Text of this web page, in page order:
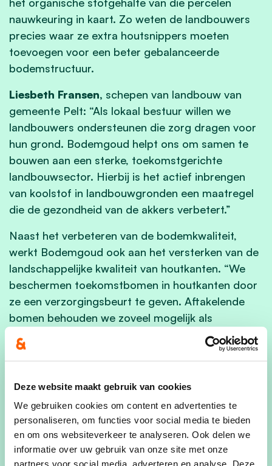
Deze website maakt gebruik van cookies
We gebruiken cookies om content en advertenties te
personaliseren, om functies voor social media te bieden
en om ons websiteverkeer te analyseren. Ook delen we
informatie over uw gebruik van onze site met onze
partners voor social media, adverteren en analyse. Deze
nauwkeuring in kaart. Zo weten de landbouwers
precies waar ze extra houtsnippers moeten
toevoegen voor een beter gebalanceerde
bodemstructuur.
Liesbeth Fransen, schepen van landbouw van
gemeente Pelt: “Als lokaal bestuur willen we
landbouwers ondersteunen die zorg dragen voor
hun grond. Bodemgoud helpt ons om samen te
bouwen aan een sterke, toekomstgerichte
landbouwsector. Hierbij is het actief inbrengen
van koolstof in landbouwgronden een maatregel
die de gezondheid van de akkers verbetert.”
Naast het verbeteren van de bodemkwaliteit,
werkt Bodemgoud ook aan het versterken van de
landschappelijke kwaliteit van houtkanten. “We
beschermen toekomstbomen in houtkanten door
ze een verzorgingsbeurt te geven. Aftakelende
bomen behouden we zoveel mogelijk als
habitatbomen, want ze zijn ecologisch bijzonder
waardevol voor mossen, schimmels, spechten en
landschap en natuur bij RLLK.
Inge Moors, gedeputeerde landbouw, provincie
Limburg, zet mee haar schouders onder
Bodemgoud: “Met het subsidieprogramma
LEADER investeren we in projecten die een